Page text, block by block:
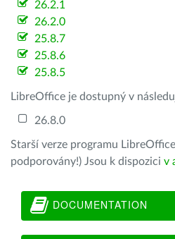
26.2.1
26.2.0
25.8.7
25.8.6
25.8.5
LibreOffice je dostupný v
26.8.0
Starší verze programu
podporovány!) Jsou k dispozici v
DOCUMENTATION